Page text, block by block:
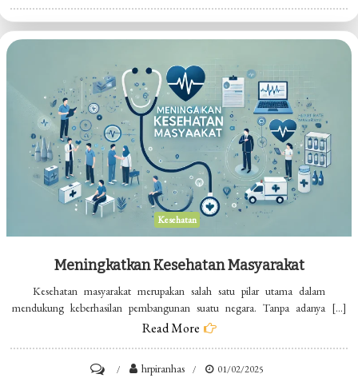
Tips
Menang
Turnamen
Olahraga
Kesehatan
Meningkatkan Kesehatan Masyarakat
Kesehatan masyarakat merupakan salah satu pilar utama dalam
mendukung keberhasilan pembangunan suatu negara. Tanpa adanya […]
Read More
hrpiranhas 01/02/2025